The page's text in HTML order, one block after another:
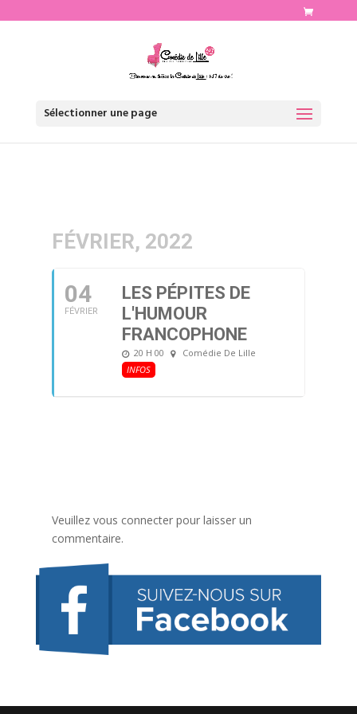
Sélectionner une page
FÉVRIER, 2022
04
FÉVRIER
LES PÉPITES DE
L'HUMOUR
FRANCOPHONE
20 H 00
Comédie De Lille
INFOS
Veuillez vous connecter pour laisser un
commentaire.